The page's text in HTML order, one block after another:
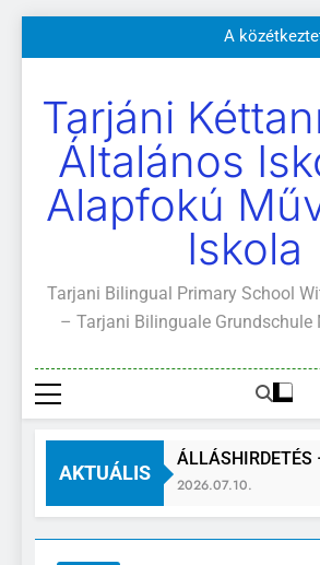
a
Szülői értekezletek 2026.
A
Kötelező és ajánlott
Szülői értekezletek 2026.
A
Kötelező és ajánlott
A
Tarjáni
Általános
Alapfokú
Iskola
Tarjani Bilingual Primary School
– Tarjani Bilinguale Grundschule
AKTUÁLIS
ÁLLÁSHIRDETÉS
2026.07.10.